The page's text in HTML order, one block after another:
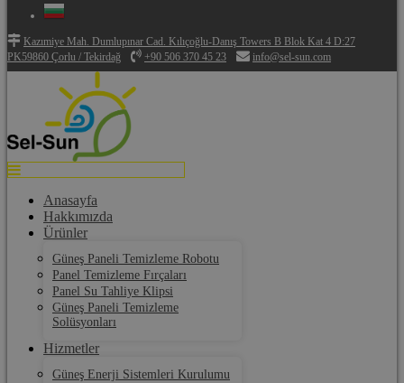
Kazımiye Mah. Dumlupınar Cad. Kılıçoğlu-Danış Towers B Blok Kat 4 D:27
PK59860 Çorlu / Tekirdağ
+90 506 370 45 23 info@sel-sun.com
Anasayfa
Hakkımızda
Ürünler
Güneş Paneli Temizleme Robotu
Panel Temizleme Fırçaları
Panel Su Tahliye Klipsi
Güneş Paneli Temizleme
Solüsyonları
Hizmetler
Güneş Enerji Sistemleri Kurulumu